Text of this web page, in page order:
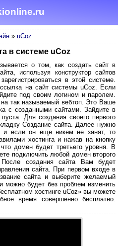
» uCoz
в системе uCoz
о том, как создать сайт в
используя конструктор сайтов
в этой системе.
на сайт системы uCoz. Если
под своим логином и паролем.
так называемый вебтоп. Это Ваше
с созданными сайтами. Зайдите в
Для создания своего первого
Создание сайта. Далее нужно
и если он еще никем не занят, то
хостинга и нажав на кнопку
домен будет третьего уровня. В
подключить любой домен второго
создания сайта Вам будет
сайта. При первом входе в
сайта и выберите желаемый
можно будет без проблем изменить
хостинге uCoz» вы можете
время совершенно бесплатно.